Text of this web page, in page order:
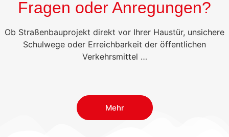
Fragen oder Anregungen?
Ob Straßenbauprojekt direkt vor Ihrer Haustür, unsichere
Schulwege oder Erreichbarkeit der öffentlichen
Verkehrsmittel …
Mehr